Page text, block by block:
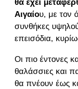
θα έχει
Αιγαίου, με τον
συνθήκες
επεισόδια,
Οι πιο έντονες
θαλάσσιες και
θα πνέουν έως